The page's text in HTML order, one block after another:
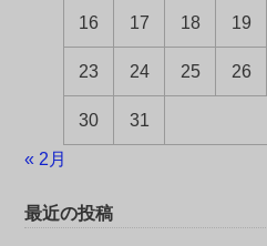
16 17 18 19
23 24 25 26
30 31
« 2月
最近の投稿